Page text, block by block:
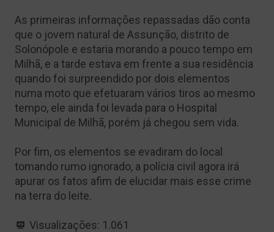
As primeiras informações repassadas dão conta
que o jovem natural de Assunção, distrito de
Solonópole e estaria morando a pouco tempo em
Milhã, e a tarde estava em frente a sua residência
quando foi surpreendido por dois elementos
numa moto que efetuaram vários tiros ao mesmo
tempo, ele ainda foi levada para o Hospital
Municipal de Milhã, porém já chegou sem vida.
Por fim, os elementos se evadiram do local
tomando rumo ignorado, a polícia civil agora irá
apurar os fatos afim de elucidar mais esse crime
na terra do leite.
Visualizações: 1.061